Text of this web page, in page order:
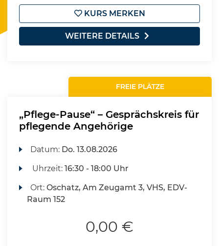
KURS MERKEN
WEITERE DETAILS
FREIE PLÄTZE
„Pflege-Pause“ – Gesprächskreis für
pflegende Angehörige
Datum: Do. 13.08.2026
Uhrzeit:16:30 - 18:00 Uhr
Ort:Oschatz, Am Zeugamt 3, VHS, EDV-
Raum 152
0,00 €